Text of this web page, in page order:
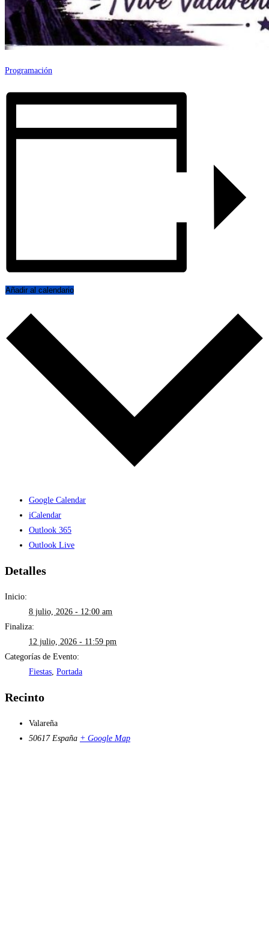
Programación
Añadir al calendario
Google Calendar
iCalendar
Outlook 365
Outlook Live
Detalles
Inicio:
8 julio, 2026 - 12:00 am
Finaliza:
12 julio, 2026 - 11:59 pm
Categorías de Evento:
Fiestas Portada
Recinto
Valareña
50617 España + Google Map